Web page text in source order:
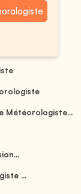
Météorologiste...
...